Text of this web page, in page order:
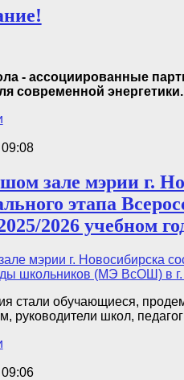
- ассоциированные
современной энергетики.
зале мэрии г.
этапа
2026 учебном
стали обучающиеся,
руководители школ,